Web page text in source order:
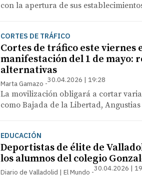
con la apertura de sus
CORTES DE TRÁFICO
Cortes de tráfico este viernes
manifestación del 1 de mayo:
alternativas
Marta Gamazo 30.04.2026 | 19:28
La movilización obligará a cortar
como Bajada de la Libertad,
EDUCACIÓN
Deportistas de élite de
los alumnos del colegio
Diario de Valladolid | El Mundo 30.04.2026 |